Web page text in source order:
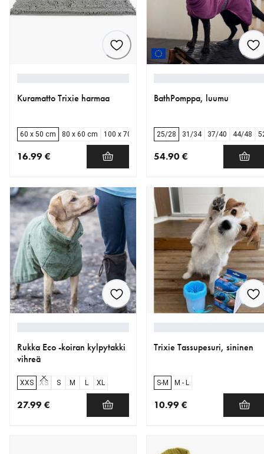
Kuramatto Trixie harmaa
60 x 50 cm 80 x 60 cm 100 x 70 cm 120 x 80 cm
16.99 €
BathPomppa, luumu
25/28 31/34 37/40 44/48
54.90 €
Rukka Eco -koiran kylpytakki
vihreä
XXS XS S M L XL
27.99 €
Trixie Tassupesuri, sininen
S-M M - L
10.99 €